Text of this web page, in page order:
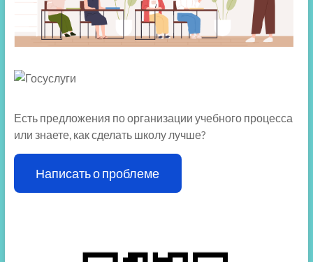
Есть предложения по организации учебного процесса
или знаете, как сделать школу лучше?
Написать о проблеме